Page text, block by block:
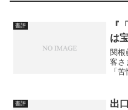
書評
『
は
関根
客さ
「
には
書評
出